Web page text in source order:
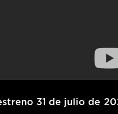
31 de julio de